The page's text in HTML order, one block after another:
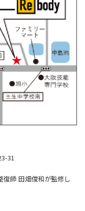
31
師 田畑俊和が監修し